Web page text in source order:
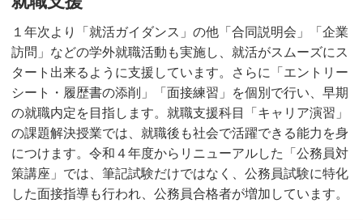
１年次より「就活ガイダンス」の他「合同説明会」「企業
訪問」などの学外就職活動も実施し、就活がスムーズにス
タート出来るように支援しています。さらに「エントリー
シート・履歴書の添削」「面接練習」を個別で行い、早期
の就職内定を目指します。就職支援科目「キャリア演習」
の課題解決授業では、就職後も社会で活躍できる能力を身
につけます。令和４年度からリニューアルした「公務員対
策講座」では、筆記試験だけではなく、公務員試験に特化
した面接指導も行われ、公務員合格者が増加しています。